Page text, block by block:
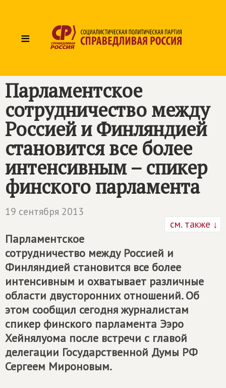
≡
Парламентское
сотрудничество между
Россией и Финляндией
становится все более
интенсивным – спикер
финского парламента
19 сентября 2013
см. также ↓
Парламентское
сотрудничество между Россией и
Финляндией становится все более
интенсивным и охватывает различные
области двусторонних отношений. Об
этом сообщил сегодня журналистам
спикер финского парламента Ээро
Хейнялуома после встречи с главой
делегации Государственной Думы РФ
Сергеем Мироновым.